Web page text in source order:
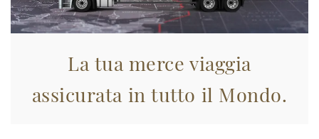
La tua merce viaggia
assicurata in tutto il Mondo.